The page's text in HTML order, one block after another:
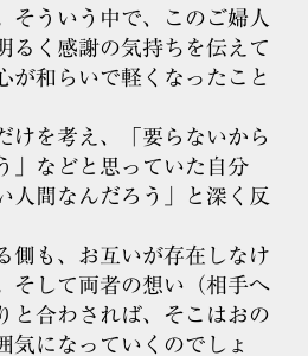
そういう中で、このご婦人
るく感謝の気持ちを伝えて
が和らいで軽くなったこと
を考え、「要らないから
」などと思っていた自分
人間なんだろう」と深く反
も、お互いが存在しなけ
そして両者の想い（相手へ
と合わされば、そこはおの
気になっていくのでしょ